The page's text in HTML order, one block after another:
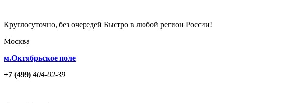
Круглосуточно, без очередей Быстро в любой регион России!
Москва
м.Октябрьское поле
+7 (499) 404-02-39